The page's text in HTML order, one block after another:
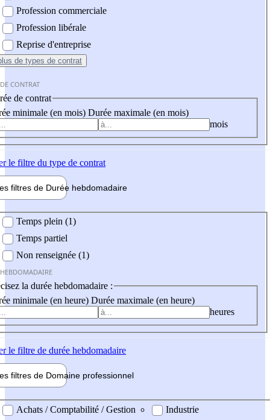
Profession commerciale
Profession libérale
Reprise d'entreprise
de types de contrat
CONTRAT
de contrat
minimale (en mois) Durée maximale (en mois)
mois
le filtre du type de contrat
filtres de Durée hebdomadaire
Temps plein (1)
Temps partiel
Non renseignée (1)
la durée hebdomadaire :
minimale (en heure) Durée maximale (en heure)
heures
le filtre de durée hebdomadaire
filtres de Domaine professionnel
professionel
Achats / Comptabilité / Gestion
Industrie